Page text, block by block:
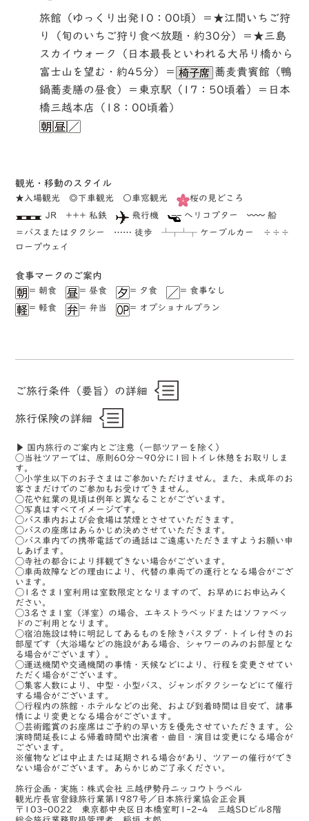
旅館（ゆっくり出発10：00頃）＝★江間いちご狩
り（旬のいちご狩り食べ放題・約30分）＝★三島
スカイウォーク（日本最長といわれる大吊り橋から
富士山を望む・約45分）＝
蕎麦貴賓館（鴨
鍋蕎麦膳の昼食）＝東京駅（17：50頃着）＝日本
橋三越本店（18：00頃着）
観光・移動のスタイル
★入場観光 ◎下車観光 ○車窓観光
桜の見どころ
JR +++ 私鉄
飛行機
ヘリコプター 〰〰 船
＝バスまたはタクシー …… 徒歩 ┴┬┴┬ ケーブルカー ÷÷÷
ロープウェイ
⾷事マークのご案内
= 朝食 = 昼食 = 夕食
= 食事なし
= 軽食
= 弁当 = オプショナルプラン
ご旅行条件（要旨）の詳細
旅行保険の詳細
▶ 国内旅行のご案内とご注意（一部ツアーを除く）
◯当社ツアーでは、原則60分〜90分に1回トイレ休憩をお取りしま
す。
◯小学生以下のお子さまはご参加いただけません。また、未成年のお
客さまだけでのご参加もお受けできません。
◯花や紅葉の見頃は例年と異なることがございます。
◯写真はすべてイメージです。
◯バス車内および会食場は禁煙とさせていただきます。
◯バスの座席はあらかじめ決めさせていただきます。
◯バス車内での携帯電話での通話はご遠慮いただきますようお願い申
しあげます。
◯寺社の都合により拝観できない場合がございます。
◯車両故障などの理由により、代替の車両での運行となる場合がござ
います。
◯1名さま1室利用は室数限定となりますので、お早めにお申込みく
ださい。
◯3名さま1室（洋室）の場合、エキストラベッドまたはソファベッ
ドのご利用となります。
◯宿泊施設は特に明記してあるものを除きバスタブ・トイレ付きのお
部屋です（大浴場などの施設がある場合、シャワーのみのお部屋とな
る場合がございます）。
◯運送機関や交通機関の事情・天候などにより、行程を変更させてい
ただく場合がございます。
◯集客人数により、中型・小型バス、ジャンボタクシーなどにて催行
する場合がございます。
◯行程内の旅館・ホテルなどの出発、および到着時間は目安で、諸事
情により変更となる場合がございます。
◯芸術鑑賞のお座席はご予約の早い方を優先させていただきます。公
演時間延長による帰着時間や出演者・曲目・演目は変更になる場合が
ございます。
※催物などは中止または延期される場合があり、ツアーの催行ができ
ない場合がございます。あらかじめご了承ください。
旅行企画・実施：株式会社 三越伊勢丹ニッコウトラベル
観光庁長官登録旅行業第1987号／日本旅行業協会正会員
〒103-0022 東京都中央区日本橋室町1-2-4 三越SDビル8階